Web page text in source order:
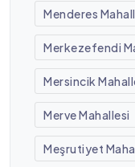
Menderes
Merkezefendi
Mersincik
Merve Mahallesi
Meşrutiyet